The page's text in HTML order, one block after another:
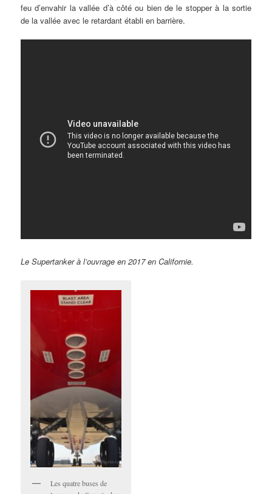
feu d’envahir la vallée d’à côté ou bien de le stopper à la sortie
de la vallée avec le retardant établi en barrière.
Le Supertanker à l’ouvrage en 2017 en Californie.
Les quatre buses de